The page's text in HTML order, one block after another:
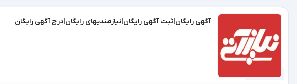
آگهی رایگان|ثبت آگهی رایگان|نیازمندیهای رایگان|درج آگهی رایگان